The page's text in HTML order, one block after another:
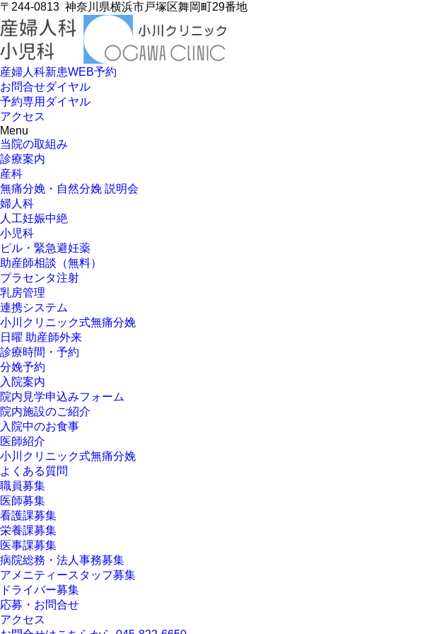
〒244-0813 神奈川県横浜市戸塚区舞岡町29番地
産婦人科新患WEB予約
お問合せダイヤル
予約専用ダイヤル
アクセス
Menu
当院の取組み
診療案内
産科
無痛分娩・自然分娩 説明会
婦人科
人工妊娠中絶
小児科
ピル・緊急避妊薬
助産師相談（無料）
プラセンタ注射
乳房管理
連携システム
小川クリニック式無痛分娩
日曜 助産師外来
診療時間・予約
分娩予約
入院案内
院内見学申込みフォーム
院内施設のご紹介
入院中のお食事
医師紹介
小川クリニック式無痛分娩
よくある質問
職員募集
医師募集
看護課募集
栄養課募集
医事課募集
病院総務・法人事務募集
アメニティースタッフ募集
ドライバー募集
応募・お問合せ
アクセス